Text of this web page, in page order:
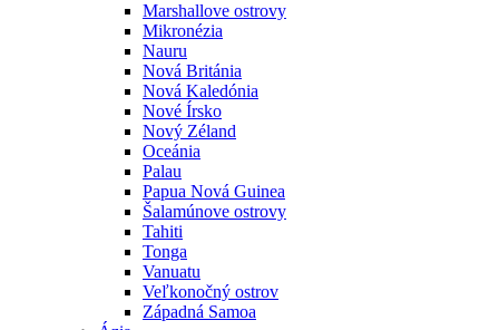
Marshallove ostrovy
Mikronézia
Nauru
Nová Británia
Nová Kaledónia
Nové Írsko
Nový Zéland
Oceánia
Palau
Papua Nová Guinea
Šalamúnove ostrovy
Tahiti
Tonga
Vanuatu
Veľkonočný ostrov
Západná Samoa